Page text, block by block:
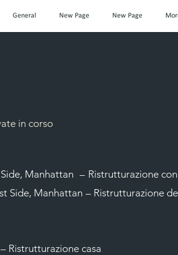
General New Page New Page
in corso
Manhattan – Ristrutturazione
Side, Manhattan – Ristrutturazione
– Ristrutturazione casa